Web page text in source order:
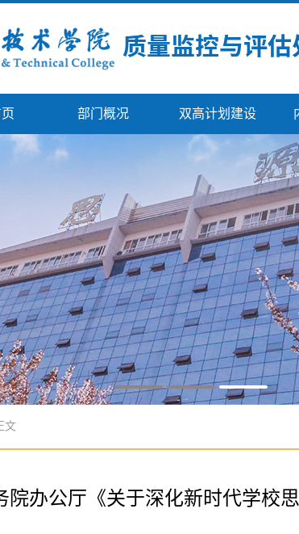
部门概况 双高计划建设
文
院办公厅《关于深化新时代学校